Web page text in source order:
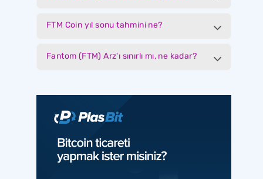
FTM Coin yıl sonu tahmini ne?
Fantom (FTM) Arz'ı sınırlı mı, ne kadar?